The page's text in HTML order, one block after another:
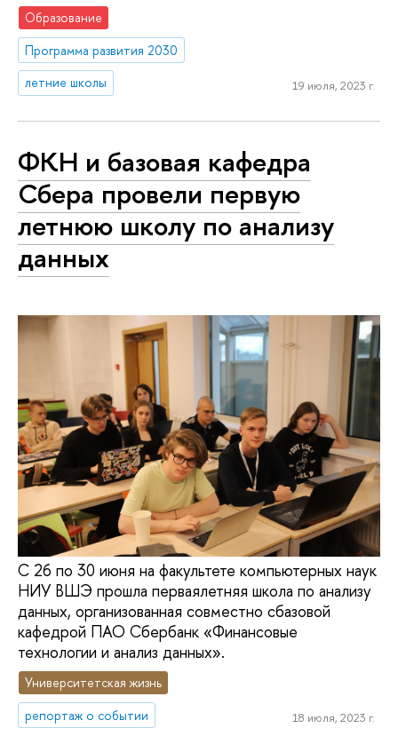
Образование
Программа развития 2030
летние школы
19 июля, 2023 г.
ФКН и базовая кафедра
Сбера провели первую
летнюю школу по анализу
данных
С 26 по 30 июня на факультете компьютерных наук
НИУ ВШЭ прошла перваялетняя школа по анализу
данных, организованная совместно сбазовой
кафедрой ПАО Сбербанк «Финансовые
технологии и анализ данных».
Университетская жизнь
репортаж о событии
18 июля, 2023 г.